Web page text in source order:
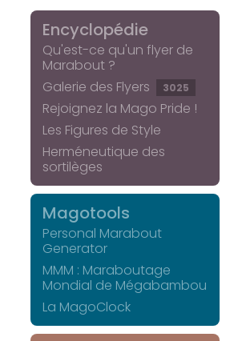
Encyclopédie
Qu'est-ce qu'un flyer de
Marabout ?
Galerie des Flyers
3025
Rejoignez la Mago Pride !
Les Figures de Style
Herméneutique des
sortilèges
Magotools
Personal Marabout
Generator
MMM : Maraboutage
Mondial de Mégabambou
La MagoClock